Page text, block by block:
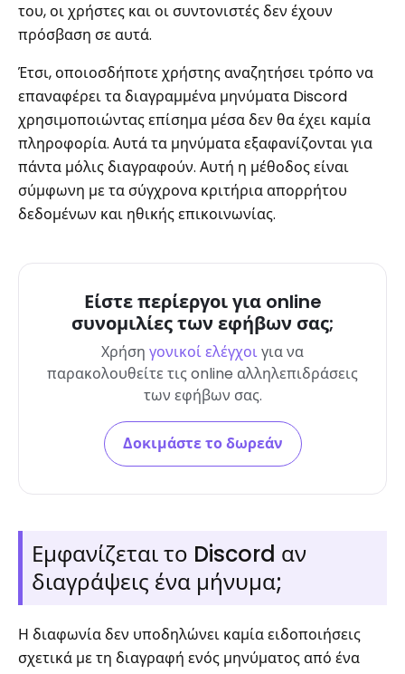
του, οι χρήστες και οι συντονιστές δεν έχουν
πρόσβαση σε αυτά.
Έτσι, οποιοσδήποτε χρήστης αναζητήσει τρόπο να
επαναφέρει τα διαγραμμένα μηνύματα Discord
χρησιμοποιώντας επίσημα μέσα δεν θα έχει καμία
πληροφορία. Αυτά τα μηνύματα εξαφανίζονται για
πάντα μόλις διαγραφούν. Αυτή η μέθοδος είναι
σύμφωνη με τα σύγχρονα κριτήρια απορρήτου
δεδομένων και ηθικής επικοινωνίας.
Είστε περίεργοι για online
συνομιλίες των εφήβων σας;
Χρήση γονικοί ελέγχοιγια να
παρακολουθείτε τις online αλληλεπιδράσεις
των εφήβων σας.
Δοκιμάστε το δωρεάν
Εμφανίζεται το Discord αν
διαγράψεις ένα μήνυμα;
Η διαφωνία δεν υποδηλώνει καμία ειδοποιήσεις
σχετικά με τη διαγραφή ενός μηνύματος από ένα